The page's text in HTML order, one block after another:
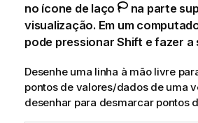
no ícone de laço
na parte
visualização. Em um
pode pressionar Shift e fazer a
Desenhe uma linha à mão livre
pontos de valores/dados de uma
desenhar para desmarcar pontos